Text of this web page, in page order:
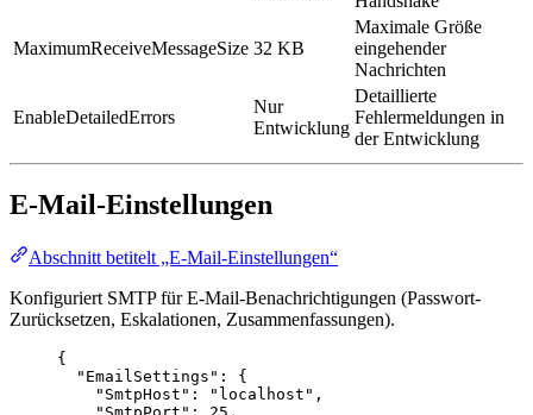
MaximumReceiveMessageSize 32 KB
Maximale Größe
eingehender
Nachrichten
EnableDetailedErrors
Nur
Entwicklung
Detaillierte
Fehlermeldungen in
der Entwicklung
E-Mail-Einstellungen
Abschnitt betitelt „E-Mail-Einstellungen“
Konfiguriert SMTP für E-Mail-Benachrichtigungen (Passwort-
Zurücksetzen, Eskalationen, Zusammenfassungen).
{
"EmailSettings" : {
"SmtpHost" : " localhost " ,